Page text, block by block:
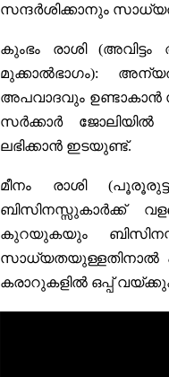
സന്ദർശിക്കാനും
കുംഭം രാശി
മുക്കാൽഭാഗം):
അപവാദവും
സർക്കാർ ജോലിയിൽ
ലഭിക്കാൻ ഇടയുണ്ട്.
മീനം രാശി
ബിസിനസ്സുകാർക്ക്
കുറയുകയും
സാധ്യതയുള്ളതിനാൽ
കരാറുകളിൽ ഒപ്പ്